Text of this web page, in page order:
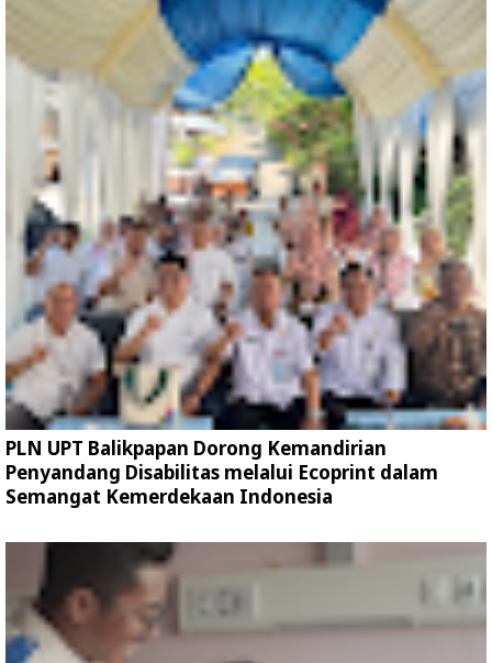
PLN UPT Balikpapan Dorong Kemandirian
Penyandang Disabilitas melalui Ecoprint dalam
Semangat Kemerdekaan Indonesia